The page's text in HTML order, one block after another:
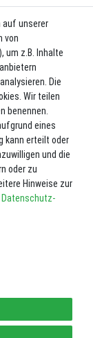
02602-8727
auf unserer
von
um z.B. Inhalte
Die
Wir teilen
benennen.
eines
kann erteilt oder
und die
oder zu
Hinweise zur
Daten­schutz­